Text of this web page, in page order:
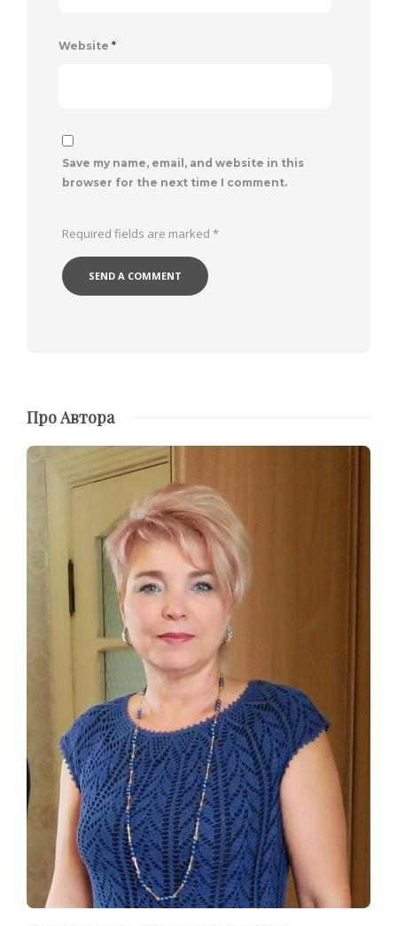
Website *
Save my name, email, and website in this
browser for the next time I comment.
Required fields are marked *
Про Автора